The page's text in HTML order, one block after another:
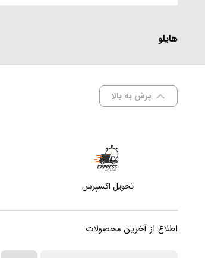
هایلو
پرش به بالا
تحویل اکسپرس
اطلاع از آخرین محصولات: